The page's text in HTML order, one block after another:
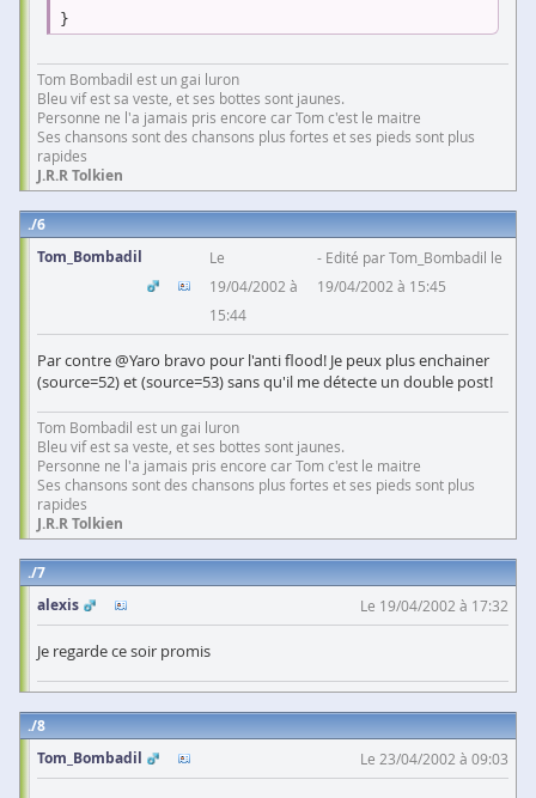
}
Tom Bombadil est un gai luron
Bleu vif est sa veste, et ses bottes sont jaunes.
Personne ne l'a jamais pris encore car Tom c'est le maitre
Ses chansons sont des chansons plus fortes et ses pieds sont plus
rapides
J.R.R Tolkien
6
Tom_Bombadil
Le
19/04/2002 à
15:44
Edité par Tom_Bombadil le
19/04/2002 à 15:45
Par contre @Yaro bravo pour l'anti flood! Je peux plus enchainer
(source=52) et (source=53) sans qu'il me détecte un double post!
Tom Bombadil est un gai luron
Bleu vif est sa veste, et ses bottes sont jaunes.
Personne ne l'a jamais pris encore car Tom c'est le maitre
Ses chansons sont des chansons plus fortes et ses pieds sont plus
rapides
J.R.R Tolkien
7
alexis
Le 19/04/2002 à 17:32
Je regarde ce soir promis
8
Tom_Bombadil
Le 23/04/2002 à 09:03